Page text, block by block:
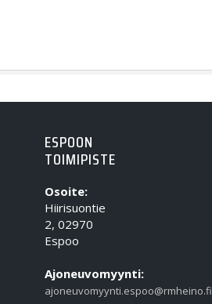
ESPOON
TOIMIPISTE
Osoite:
Hiirisuontie
2, 02970
Espoo
Ajoneuvomyynti:
ajoneuvomyynti.espoo@rmheino.fi